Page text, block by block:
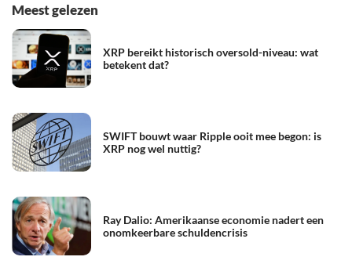
Meest gelezen
XRP bereikt historisch oversold-niveau: wat
betekent dat?
SWIFT bouwt waar Ripple ooit mee begon: is
XRP nog wel nuttig?
Ray Dalio: Amerikaanse economie nadert een
onomkeerbare schuldencrisis